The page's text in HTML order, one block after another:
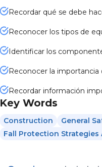
Recordar qué se debe
Reconocer los tipos de
Identificar los
Reconocer la
Recordar información
Key Words
Construction General
Fall Protection Strategies